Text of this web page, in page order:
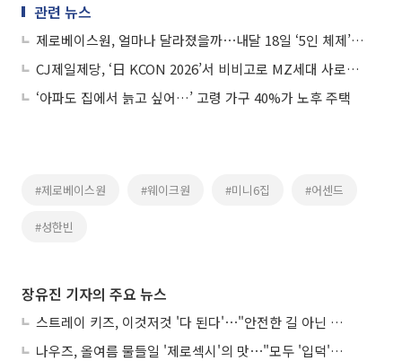
관련 뉴스
제로베이스원, 얼마나 달라졌을까⋯내달 18일 ‘5인 체제’ 첫 컴백
CJ제일제당, ‘日 KCON 2026’서 비비고로 MZ세대 사로잡다
‘아파도 집에서 늙고 싶어…’ 고령 가구 40%가 노후 주택
#제로베이스원 #웨이크원 #미니6집 #어센드
#성한빈
장유진 기자의 주요 뉴스
스트레이 키즈, 이것저것 '다 된다'⋯"안전한 길 아닌 도전이 재밌어"
나우즈, 올여름 물들일 '제로섹시'의 맛⋯"모두 '입덕'시킬 것"